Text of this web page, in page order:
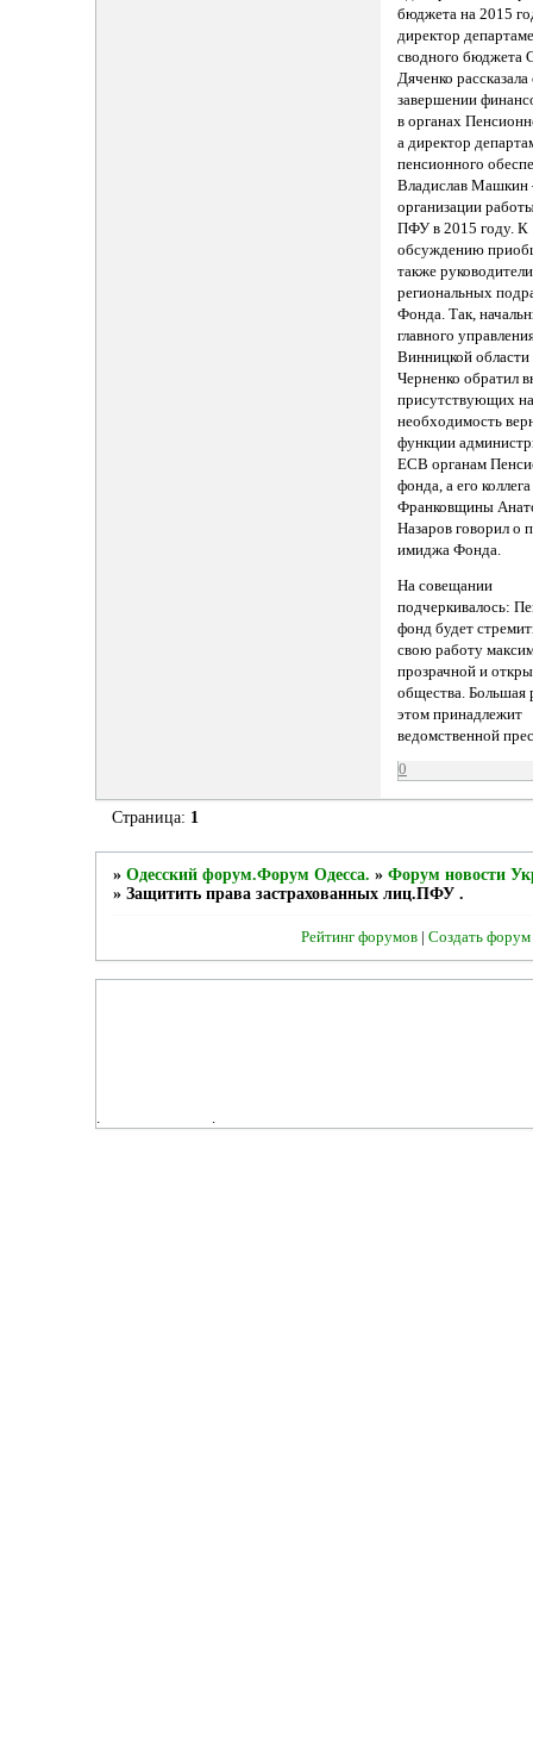
бюджета на 2015
директор
сводного бюджета
Дяченко рассказала
завершении
в органах
а директор
пенсионного
Владислав
организации
ПФУ в 2015 году. К
обсуждению
также руководители
региональных
Фонда. Так,
главного
Винницкой области
Черненко обратил
присутствующих
необходимость
функции
ЕСВ органам
фонда, а его
Франковщины
Назаров говорил о
имиджа Фонда.
На совещании
подчеркивалось:
фонд будет
свою работу
прозрачной и
общества. Большая
этом принадлежит
ведомственной
0
Страница: 1
» Одесский форум.Форум Одесса. » Форум новости
» Защитить права застрахованных лиц.ПФУ .
Рейтинг форумов |Создать форум